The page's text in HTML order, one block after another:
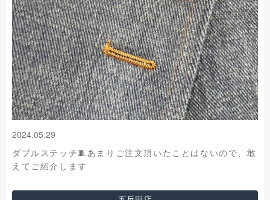
2024.05.29
ダブルステッチ🧵あまりご注文頂いたことはないので、敢
えてご紹介します